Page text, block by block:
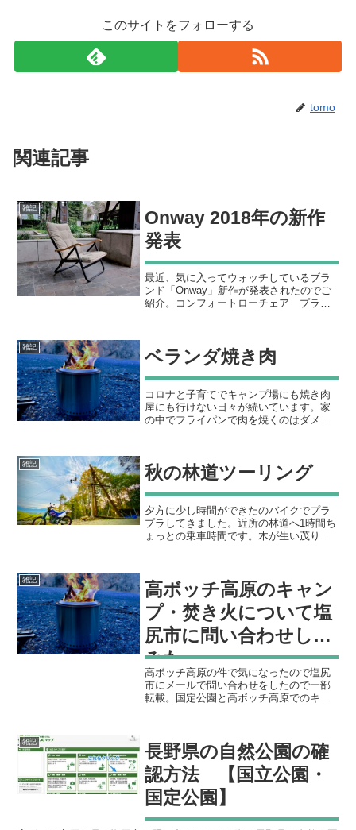
このサイトをフォローする
tomo
関連記事
雑記
Onway 2018年の新作
発表
最近、気に入ってウォッチしているブラ
ンド「Onway」新作が発表されたのでご
紹介。コンフォートローチェア プラス
の豪華版に当た...
雑記 ベランダ焼き肉
コロナと子育てでキャンプ場にも焼き肉
屋にも行けない日々が続いています。家
の中でフライパンで肉を焼くのはダメで
か、焼肉やってるぞっ！感...
雑記 秋の林道ツーリング
夕方に少し時間ができたのバイクでプラ
プラしてきました。近所の林道へ1時間ち
ょっとの乗車時間です。木が生い茂り見
トが作られていました。...
雑記
高ボッチ高原のキャン
プ・焚き火について塩
尻市に問い合わせして
みた
高ボッチ高原の件で気になったので塩尻
市にメールで問い合わせをしたので一部
転載。国定公園と高ボッチ高原でのキャ
「高ボッチ高原での野営...
雑記
長野県の自然公園の確
認方法 【国立公園・
国定公園】